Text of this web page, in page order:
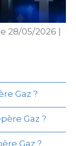
28/05/2026
Gaz ?
Gaz ?
Gaz ?